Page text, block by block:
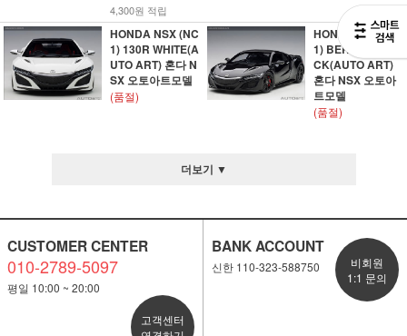
4,300원 적립
HONDA NSX (NC
1) 130R WHITE(A
UTO ART) 혼다 N
SX 오토아트모델
(품절)
HONDA NSX (NC
1) BERLINA BLA
CK(AUTO ART)
혼다 NSX 오토아
트모델
(품절)
더보기 ▼
CUSTOMER CENTER
010-2789-5097
평일 10:00 ~ 20:00
고객센터
BANK ACCOUNT
신한 110-323-588750
비회원
1:1 문의